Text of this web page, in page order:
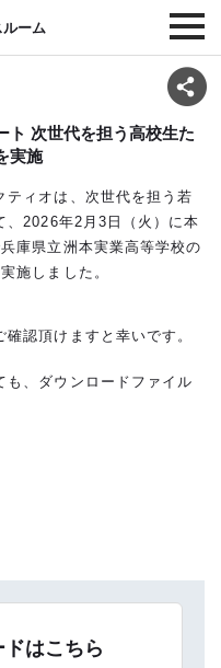
ーム
ト 次世代を担う高校生た
実施
ティオは、次世代を担う若
、2026年2月3日（火）に本
庫県立洲本実業高等学校の
施しました。
認頂けますと幸いです。
も、ダウンロードファイル
はこちら